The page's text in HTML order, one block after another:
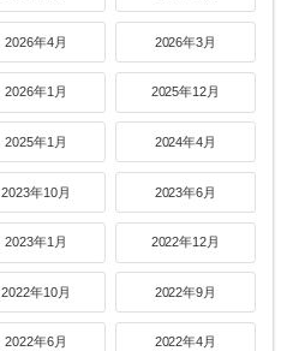
2026年4月 2026年3月
2026年1月 2025年12月
2025年1月 2024年4月
2023年10月 2023年6月
2023年1月 2022年12月
2022年10月 2022年9月
2022年6月 2022年4月